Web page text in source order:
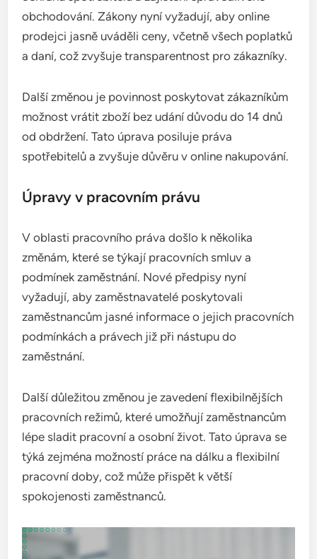
obchodování. Zákony nyní vyžadují, aby online
prodejci jasně uváděli ceny, včetně všech poplatků
a daní, což zvyšuje transparentnost pro zákazníky.
Další změnou je povinnost poskytovat zákazníkům
možnost vrátit zboží bez udání důvodu do 14 dnů
od obdržení. Tato úprava posiluje práva
spotřebitelů a zvyšuje důvěru v online nakupování.
Úpravy v pracovním právu
V oblasti pracovního práva došlo k několika
změnám, které se týkají pracovních smluv a
podmínek zaměstnání. Nové předpisy nyní
vyžadují, aby zaměstnavatelé poskytovali
zaměstnancům jasné informace o jejich pracovních
podmínkách a právech již při nástupu do
zaměstnání.
Další důležitou změnou je zavedení flexibilnějších
pracovních režimů, které umožňují zaměstnancům
lépe sladit pracovní a osobní život. Tato úprava se
týká zejména možností práce na dálku a flexibilní
pracovní doby, což může přispět k větší
spokojenosti zaměstnanců.